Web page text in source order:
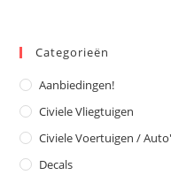
Categorieën
Aanbiedingen!
Civiele Vliegtuigen
Civiele Voertuigen /
Decals